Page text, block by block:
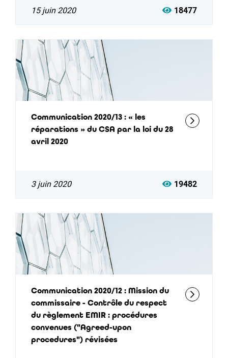
15 juin 2020 18477
Communication 2020/13 : « les
réparations » du CSA par la loi du 28
avril 2020
3 juin 2020 19482
Communication 2020/12 : Mission du
commissaire - Contrôle du respect
du règlement EMIR : procédures
convenues ("Agreed-upon
procedures") révisées